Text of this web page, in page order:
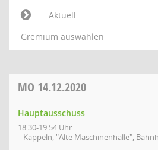
Aktuell
Gremium auswählen
MO 14.12.2020
Hauptausschuss
18:30-19:54 Uhr
Kappeln, "Alte Maschinenhalle",